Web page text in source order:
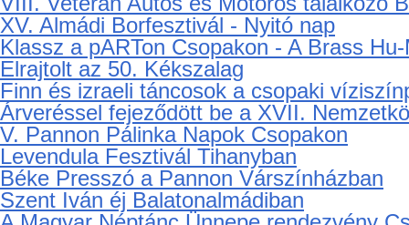
Augusztus 20-i ünnepség
Borlovagok avatása a Csopak Napok első
Alsóörsi Nyárbúcsúztató és
Elrajtolt a Tour Hongrie Balatonalmádiban
VIII. Veterán Autós és Motoros találkozó
XV. Almádi Borfesztivál - Nyitó nap
Klassz a pARTon Csopakon - A Brass
Elrajtolt az 50. Kékszalag
Finn és izraeli táncosok a csopaki
Árveréssel fejeződött be a XVII.